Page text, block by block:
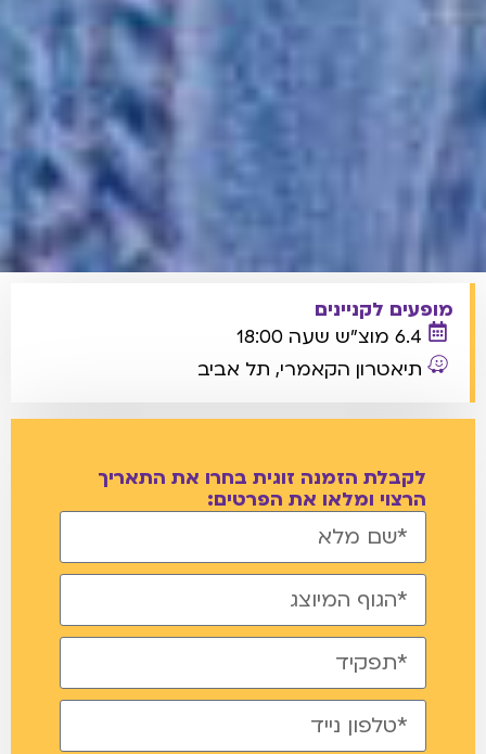
מופעים לקניינים
6.4 מוצ"ש שעה 18:00
תיאטרון הקאמרי, תל אביב
לקבלת הזמנה זוגית בחרו את התאריך
הרצוי ומלאו את הפרטים: